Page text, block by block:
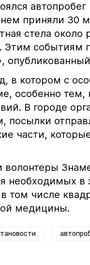
приняли 30
стела около
Этим событиям
в котором с
особенно тем,
В городе
части,
необходимых в
том числе
медицины.